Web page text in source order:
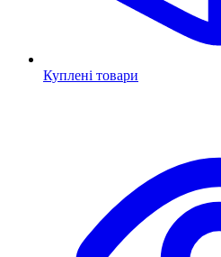
Куплені товари